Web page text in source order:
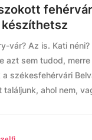
vár? Az is. Kati
azt sem tudod,
a székesfehérvári
találjunk, ahol nem,